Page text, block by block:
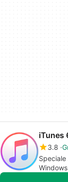
iTunes
3.8
Windows